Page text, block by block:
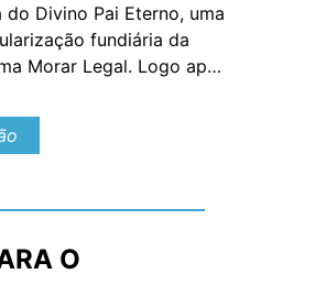
Divino Pai Eterno, uma
fundiária da
Morar Legal. Logo após
O